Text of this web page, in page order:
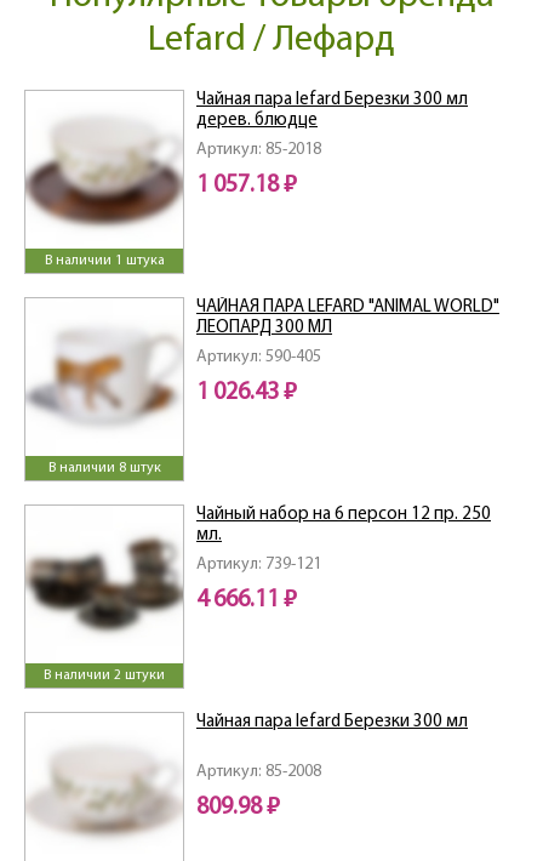
Lefard / Лефард
В наличии 1 штука
Артикул: 85-2018
Чайная пара lefard Березки 300 мл
дерев. блюдце
1 057.18 ₽
В наличии 8 штук
Артикул: 590-405
ЧАЙНАЯ ПАРА LEFARD "ANIMAL WORLD"
ЛЕОПАРД 300 МЛ
1 026.43 ₽
В наличии 2 штуки
Артикул: 739-121
Чайный набор на 6 персон 12 пр. 250
мл.
4 666.11 ₽
Артикул: 85-2008
Чайная пара lefard Березки 300 мл
809.98 ₽